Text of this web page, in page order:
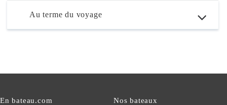
Au terme du voyage
En bateau.com Nos bateaux